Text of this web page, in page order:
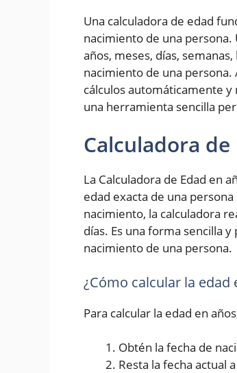
Una calculadora de edad
nacimiento de una
años, meses, días,
nacimiento de una persona.
cálculos automáticamente
una herramienta sencilla
Calculadora
La Calculadora de Edad en
edad exacta de una
nacimiento, la calculadora
días. Es una forma sencilla
nacimiento de una persona.
¿Cómo calcular la edad
Para calcular la edad en
Obtén la fecha de
Resta la fecha actual